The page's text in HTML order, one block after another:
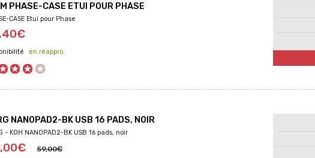
PHASE-CASE ETUI POUR PHASE
CASE Etui pour Phase
en réappro.
NANOPAD2-BK USB 16 PADS, NOIR
- KOH NANOPAD2-BK USB 16 pads, noir
59,00€